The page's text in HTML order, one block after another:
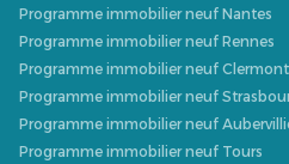
Programme immobilier neuf Nantes
Programme immobilier neuf Rennes
Programme immobilier neuf
Programme immobilier neuf
Programme immobilier neuf
Programme immobilier neuf Tours